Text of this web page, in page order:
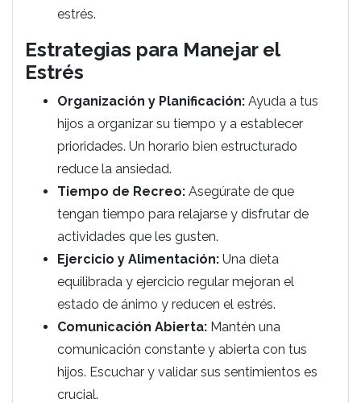
estrés.
Estrategias para Manejar el
Estrés
Organización y Planificación: Ayuda a tus
hijos a organizar su tiempo y a establecer
prioridades. Un horario bien estructurado
reduce la ansiedad.
Tiempo de Recreo: Asegúrate de que
tengan tiempo para relajarse y disfrutar de
actividades que les gusten.
Ejercicio y Alimentación: Una dieta
equilibrada y ejercicio regular mejoran el
estado de ánimo y reducen el estrés.
Comunicación Abierta: Mantén una
comunicación constante y abierta con tus
hijos. Escuchar y validar sus sentimientos es
crucial.